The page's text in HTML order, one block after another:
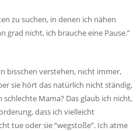
zu suchen, in denen ich nähen
grad nicht, ich brauche eine Pause.”
bisschen verstehen, nicht immer,
sie hört das natürlich nicht ständig,
schlechte Mama? Das glaub ich nicht,
dass ich vielleicht
tue oder sie “wegstoße”. Ich atme